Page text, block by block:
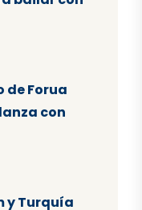
de Forua
con
y Turquía